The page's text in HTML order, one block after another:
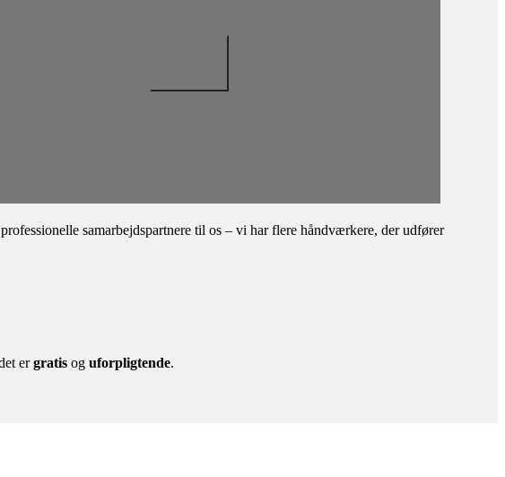
samarbejdspartnere til os – vi har flere håndværkere, der udfører
ergratis og uforpligtende.